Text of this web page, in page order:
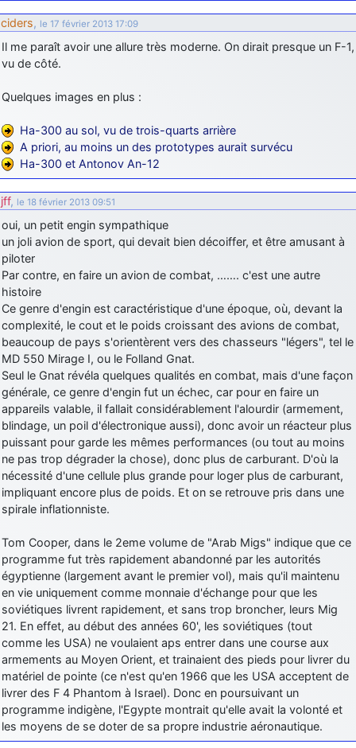
ciders, le 17 février 2013 17:09
Il me paraît avoir une allure très moderne. On dirait presque un F-1,
vu de côté.
Quelques images en plus :
Ha-300 au sol, vu de trois-quarts arrière
A priori, au moins un des prototypes aurait survécu
Ha-300 et Antonov An-12
jff, le 18 février 2013 09:51
oui, un petit engin sympathique
un joli avion de sport, qui devait bien décoiffer, et être amusant à
piloter
Par contre, en faire un avion de combat, ……. c'est une autre
histoire
Ce genre d'engin est caractéristique d'une époque, où, devant la
complexité, le cout et le poids croissant des avions de combat,
beaucoup de pays s'orientèrent vers des chasseurs "légers", tel le
MD 550 Mirage I, ou le Folland Gnat.
Seul le Gnat révéla quelques qualités en combat, mais d'une façon
générale, ce genre d'engin fut un échec, car pour en faire un
appareils valable, il fallait considérablement l'alourdir (armement,
blindage, un poil d'électronique aussi), donc avoir un réacteur plus
puissant pour garde les mêmes performances (ou tout au moins
ne pas trop dégrader la chose), donc plus de carburant. D'où la
nécessité d'une cellule plus grande pour loger plus de carburant,
impliquant encore plus de poids. Et on se retrouve pris dans une
spirale inflationniste.
Tom Cooper, dans le 2eme volume de "Arab Migs" indique que ce
programme fut très rapidement abandonné par les autorités
égyptienne (largement avant le premier vol), mais qu'il maintenu
en vie uniquement comme monnaie d'échange pour que les
soviétiques livrent rapidement, et sans trop broncher, leurs Mig
21. En effet, au début des années 60', les soviétiques (tout
comme les USA) ne voulaient aps entrer dans une course aux
armements au Moyen Orient, et trainaient des pieds pour livrer du
matériel de pointe (ce n'est qu'en 1966 que les USA acceptent de
livrer des F 4 Phantom à Israel). Donc en poursuivant un
programme indigène, l'Egypte montrait qu'elle avait la volonté et
les moyens de se doter de sa propre industrie aéronautique.